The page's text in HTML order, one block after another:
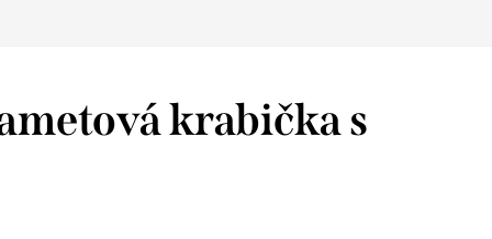
krabička s